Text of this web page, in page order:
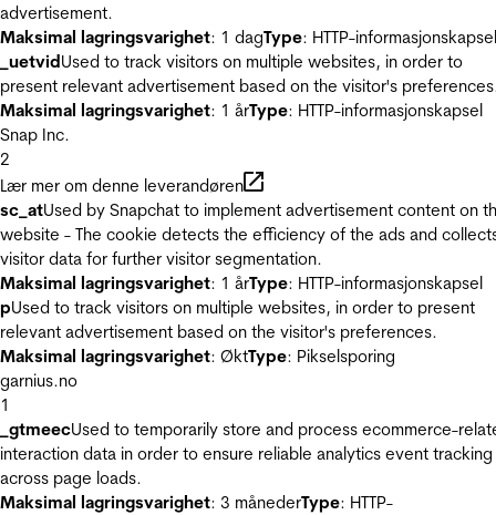
advertisement.
Maksimal lagringsvarighet: 1 dagType: HTTP-informasjonskapsel
_uetvidUsed to track visitors on multiple websites, in order to
present relevant advertisement based on the visitor's
Maksimal lagringsvarighet: 1 årType: HTTP-informasjonskapsel
Snap Inc.
2
Lær mer om denne leverandøren
sc_atUsed by Snapchat to implement advertisement content on
website - The cookie detects the efficiency of the ads and
visitor data for further visitor segmentation.
Maksimal lagringsvarighet: 1 årType: HTTP-informasjonskapsel
pUsed to track visitors on multiple websites, in order to present
relevant advertisement based on the visitor's preferences.
Maksimal lagringsvarighet: ØktType: Pikselsporing
garnius.no
1
_gtmeecUsed to temporarily store and process ecommerce-
interaction data in order to ensure reliable analytics event tracking
across page loads.
Maksimal lagringsvarighet: 3 månederType: HTTP-